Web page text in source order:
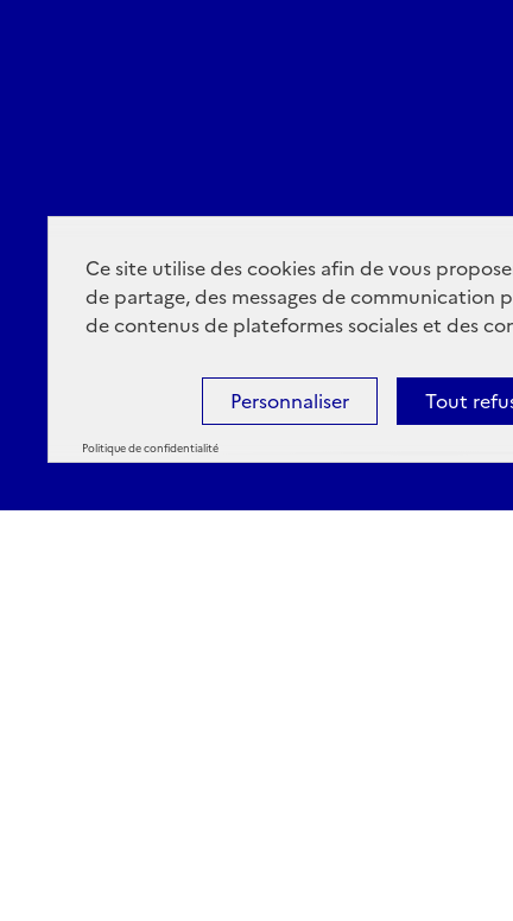
Ce site utilise des cookies afin de vous
de partage, des messages de communication
de contenus de plateformes sociales et des
Tout
Personnaliser
Politique de confidentialité